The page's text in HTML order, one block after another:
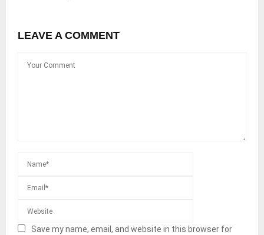
LEAVE A COMMENT
Save my name, email, and website in this browser for